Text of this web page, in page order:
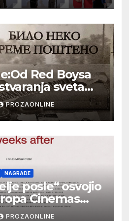
filma Palić
Red Boysa
sveta
pošteno)
Sremca,
godine,
PROZAONLINE
NAGRADE
posle“ osvojio
Cinemas
festivalu
PROZAONLINE